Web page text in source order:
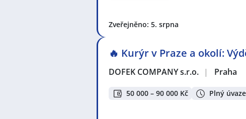
Zveřejněno: 5. srpna
🔥 Kurýr v Praze a okolí:
DOFEK COMPANY s.r.o. | Praha
50 000 – 90 000 Kč Plný